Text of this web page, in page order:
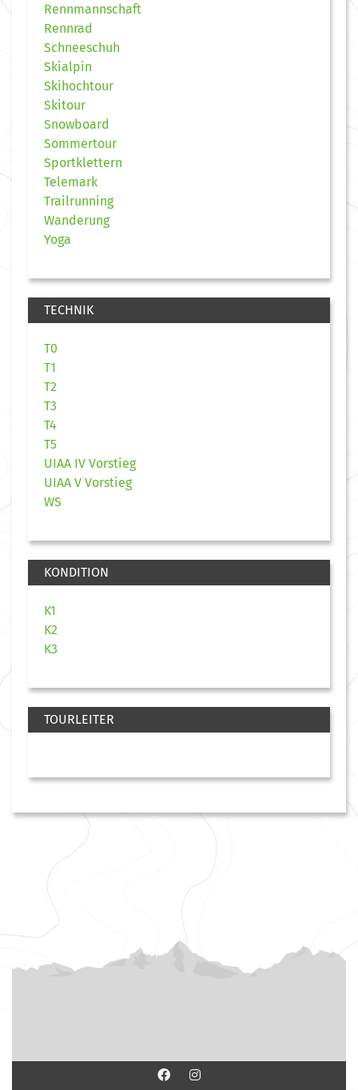
Rennmannschaft
Rennrad
Schneeschuh
Skialpin
Skihochtour
Skitour
Snowboard
Sommertour
Sportklettern
Telemark
Trailrunning
Wanderung
Yoga
TECHNIK
T0
T1
T2
T3
T4
T5
UIAA IV Vorstieg
UIAA V Vorstieg
WS
KONDITION
K1
K2
K3
TOURLEITER